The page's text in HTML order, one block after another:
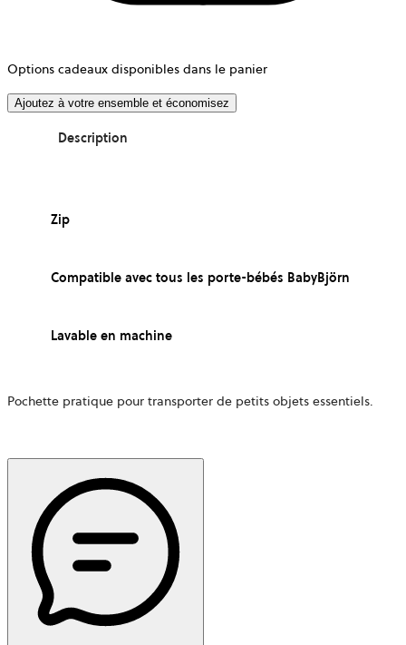
Options cadeaux disponibles dans le panier
Ajoutez à votre ensemble et économisez
Description
Zip
Compatible avec tous les porte-bébés BabyBjörn
Lavable en machine
Pochette pratique pour transporter de petits objets essentiels.